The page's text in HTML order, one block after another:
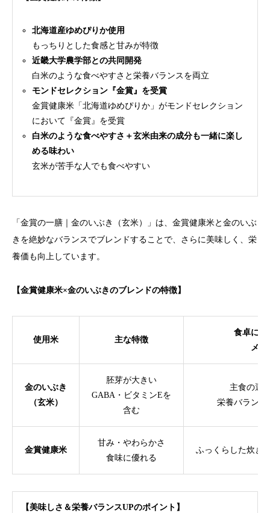
北海道産ゆめぴりか使用
もっちりとした食感と甘みが特徴
近畿大学農学部との共同開発
白米のような食べやすさと栄養バランスを両立
モンドセレクション『金賞』を受賞
金賞健康米「北海道ゆめぴりか」がモンドセレクション
において『金賞』を受賞
白米のような食べやすさ＋玄米由来の成分も一緒に楽し
める味わい
玄米が苦手な人でも食べやすい
「金賞の一膳｜金のいぶき（玄米）」は、金賞健康米と金のいぶ
きを絶妙なバランスでブレンドすることで、さらに美味しく、栄
養価も向上しています。
【金賞健康米×金のいぶきのブレンドの特徴】
使用米 主な特徴
食卓に取
メ
金のいぶき
（玄米）
胚芽が大きい
GABA・ビタミンEを
含む
主食の選
栄養バラン
金賞健康米
甘み・やわらかさ
食味に優れる
ふっくらした炊き
【美味しさ＆栄養バランスUPのポイント】